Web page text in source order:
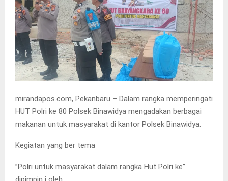
mirandapos.com, Pekanbaru – ‎Dalam rangka memperingati
HUT Polri ke 80 Polsek Binawidya mengadakan berbagai
makanan untuk masyarakat di kantor Polsek Binawidya.
Kegiatan yang ber tema
‎”Polri untuk masyarakat dalam rangka Hut Polri ke”